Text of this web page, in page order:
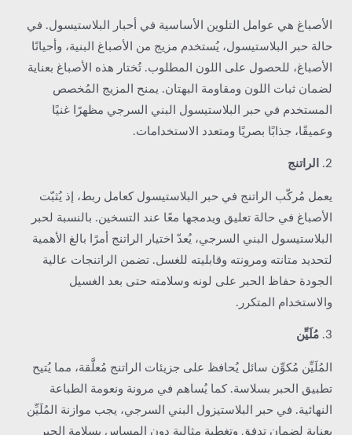
الأصباغ هي عوامل التلوين الأساسية في أحبار البلاستيسول. في
حالة حبر البلاستيسول، يُستخدم مزيج من الأصباغ البنية، وأحيانًا
الأصباغ، للحصول على اللون المطلوب. تُختار هذه الأصباغ بعناية
لضمان ثبات اللون ومقاومة البهتان. يمنح المزيج المُخصص
المستخدم في حبر البلاستيسول البني السرجي مظهرًا غنيًا
وعميقًا، جذابًا بصريًا ومتعدد الاستخدامات.
2. الراتنج
يعمل مُركّب الراتنج في حبر البلاستيسول كعامل ربط، إذ يُثبّت
الأصباغ في حالة تعليق ويدمجها معًا عند التسخين. بالنسبة لحبر
البلاستيسول البني السرجي، يُعدّ اختيار الراتنج أمرًا بالغ الأهمية
لتحديد متانته ومرونته وقابليته للغسل. تضمن الراتنجات عالية
الجودة حفاظ الحبر على لونه وسلامته حتى بعد الغسيل
والاستخدام المتكرر.
3. مُلَيِّن
المُلَيِّن مُكوِّن سائل يُحافظ على جزيئات الراتنج مُعلَّقة، مما يُتيح
تطبيق الحبر بسلاسة. كما يُساهم في مرونة ونعومة الطباعة
النهائية. في حبر البلاستيزول البني السرجي، يجب موازنة المُلَيِّن
بعناية لضمان تدفق وتغطية مثالية دون المساس بسلامة الحبر